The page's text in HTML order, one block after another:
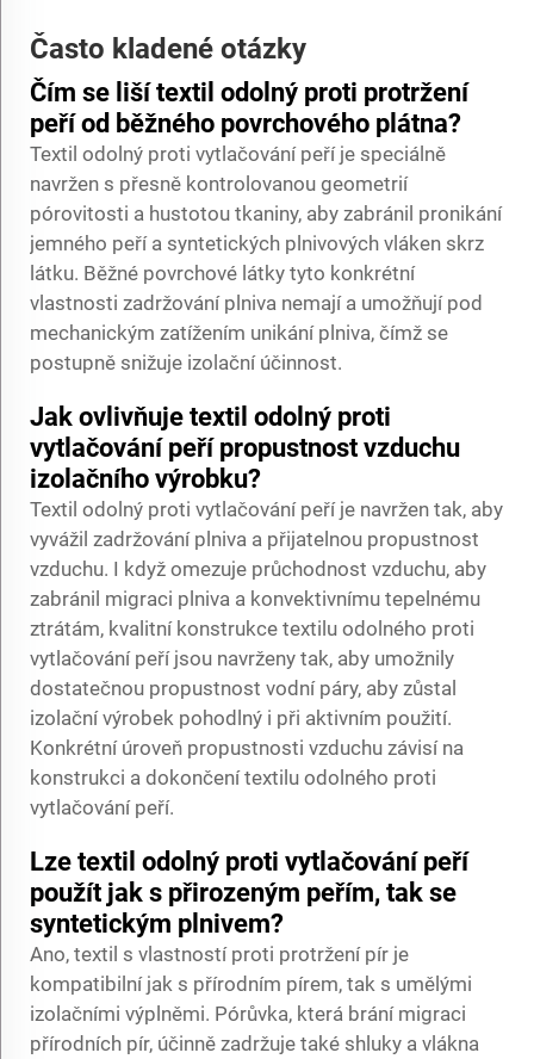
Často kladené otázky
Čím se liší textil odolný proti protržení
peří od běžného povrchového plátna?
Textil odolný proti vytlačování peří je speciálně
navržen s přesně kontrolovanou geometrií
pórovitosti a hustotou tkaniny, aby zabránil pronikání
jemného peří a syntetických plnivových vláken skrz
látku. Běžné povrchové látky tyto konkrétní
vlastnosti zadržování plniva nemají a umožňují pod
mechanickým zatížením unikání plniva, čímž se
postupně snižuje izolační účinnost.
Jak ovlivňuje textil odolný proti
vytlačování peří propustnost vzduchu
izolačního výrobku?
Textil odolný proti vytlačování peří je navržen tak, aby
vyvážil zadržování plniva a přijatelnou propustnost
vzduchu. I když omezuje průchodnost vzduchu, aby
zabránil migraci plniva a konvektivnímu tepelnému
ztrátám, kvalitní konstrukce textilu odolného proti
vytlačování peří jsou navrženy tak, aby umožnily
dostatečnou propustnost vodní páry, aby zůstal
izolační výrobek pohodlný i při aktivním použití.
Konkrétní úroveň propustnosti vzduchu závisí na
konstrukci a dokončení textilu odolného proti
vytlačování peří.
Lze textil odolný proti vytlačování peří
použít jak s přirozeným peřím, tak se
syntetickým plnivem?
Ano, textil s vlastností proti protržení pír je
kompatibilní jak s přírodním pírem, tak s umělými
izolačními výplněmi. Pórůvka, která brání migraci
přírodních pír, účinně zadržuje také shluky a vlákna